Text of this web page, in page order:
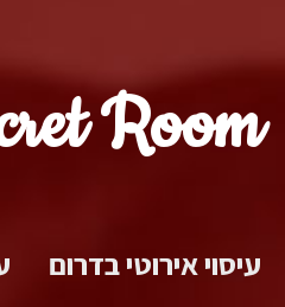
Room
עיסוי אירוטי בדרום